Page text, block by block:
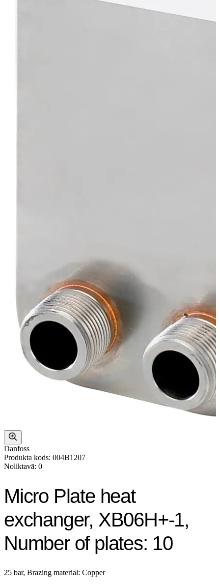
Danfoss
Produkta kods: 004B1207
Noliktavā: 0
Micro Plate heat
exchanger, XB06H+-1,
Number of plates: 10
25 bar, Brazing material: Copper